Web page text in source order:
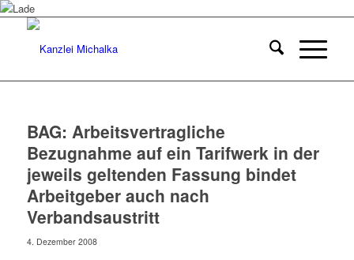
BAG: Arbeitsvertragliche
Bezugnahme auf ein Tarifwerk in der
jeweils geltenden Fassung bindet
Arbeitgeber auch nach
Verbandsaustritt
4. Dezember 2008